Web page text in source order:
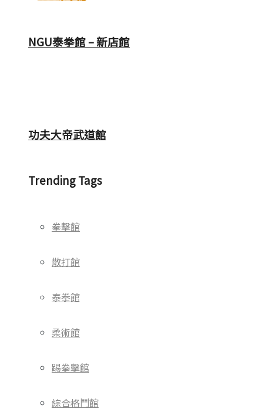
NGU泰拳館 – 新店館
功夫大帝武道館
Trending Tags
拳擊館
散打館
泰拳館
柔術館
踢拳擊館
綜合格鬥館